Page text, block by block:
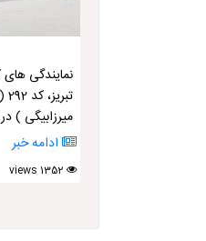
میرزابیگی )
ادامه خبر